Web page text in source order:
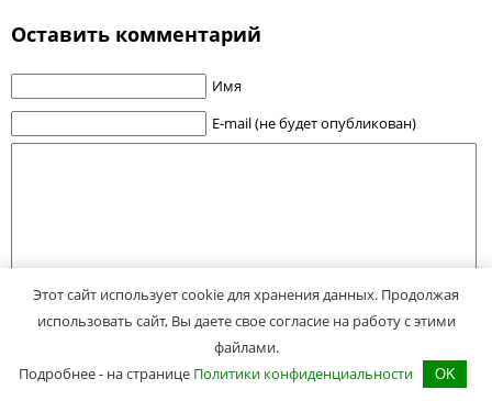
Оставить комментарий
Имя
E-mail (не будет опубликован)
Этот сайт использует cookie для хранения данных. Продолжая
использовать сайт, Вы даете свое согласие на работу с этими
файлами.
Подробнее - на странице Политики конфиденциальности OK